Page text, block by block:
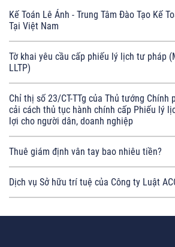
Kế Toán Lê Ánh - Trung Tâm Đào Tạo Kế
Tại Việt Nam
Tờ khai yêu cầu cấp phiếu lý lịch tư pháp
LLTP)
Chỉ thị số 23/CT-TTg của Thủ tướng Chính
cải cách thủ tục hành chính cấp Phiếu lý
lợi cho người dân, doanh nghiệp
Thuê giám định vân tay bao nhiêu tiền?
Dịch vụ Sở hữu trí tuệ của Công ty Luật